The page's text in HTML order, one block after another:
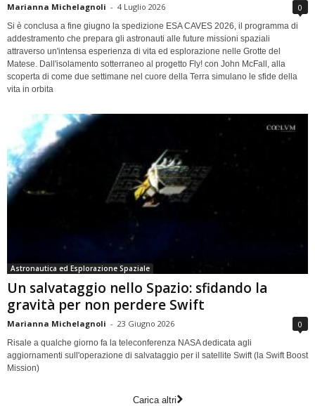
Marianna Michelagnoli - 4 Luglio 2026 0
Si è conclusa a fine giugno la spedizione ESA CAVES 2026, il programma di
addestramento che prepara gli astronauti alle future missioni spaziali
attraverso un'intensa esperienza di vita ed esplorazione nelle Grotte del
Matese. Dall'isolamento sotterraneo al progetto Fly! con John McFall, alla
scoperta di come due settimane nel cuore della Terra simulano le sfide della
vita in orbita
Astronautica ed Esplorazione Spaziale
Un salvataggio nello Spazio: sfidando la
gravità per non perdere Swift
Marianna Michelagnoli - 23 Giugno 2026 0
Risale a qualche giorno fa la teleconferenza NASA dedicata agli
aggiornamenti sull'operazione di salvataggio per il satellite Swift (la Swift Boost
Mission)
Carica altri